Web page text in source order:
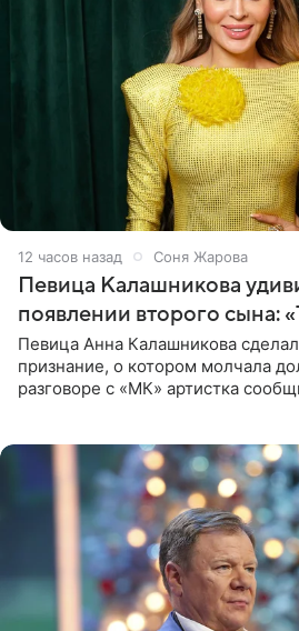
12 часов назад Соня Жарова
Певица Калашникова
появлении второго сына:
Певица Анна Калашникова
признание, о котором молчала
разговоре с «МК» артистка